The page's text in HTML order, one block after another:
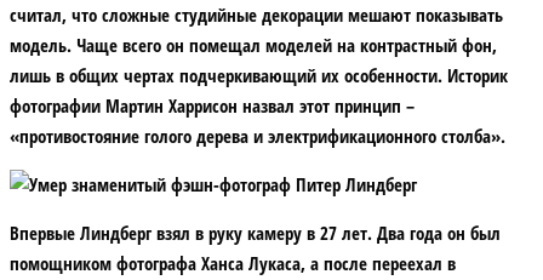
считал, что сложные студийные декорации мешают показывать
модель. Чаще всего он помещал моделей на контрастный фон,
лишь в общих чертах подчеркивающий их особенности. Историк
фотографии Мартин Харрисон назвал этот принцип –
«противостояние голого дерева и электрификационного столба».
Впервые Линдберг взял в руку камеру в 27 лет. Два года он был
помощником фотографа Ханса Лукаса, а после переехал в